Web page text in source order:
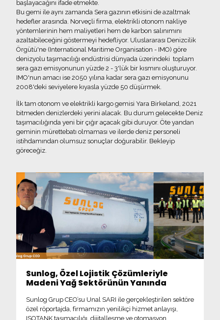
başlayacağını ifade etmekte.
Bu gemi ile aynı zamanda Sera gazının etkisini de azaltmak
hedefler arasında. Norveçli firma, elektrikli otonom nakliye
yöntemlerinin hem maliyetleri hem de karbon salınımını
azaltabileceğini göstermeyi hedefliyor. Uluslararası Denizcilik
Örgütü'ne (International Maritime Organisation - IMO) göre
denizyolu taşımacılığı endüstrisi dünyada üzerindeki toplam
sera gazı emisyonunun yüzde 2 - 3'lük bir kısmını oluşturuyor.
IMO'nun amacı ise 2050 yılına kadar sera gazı emisyonunu
2008'deki seviyelere kıyasla yüzde 50 düşürmek.
İlk tam otonom ve elektrikli kargo gemisi Yara Birkeland, 2021
bitmeden denizlerdeki yerini alacak. Bu durum gelecekte Deniz
taşımacılığında yeni bir çığır açacak gibi duruyor. Öte yandan
geminin mürettebatı olmaması ve ilerde deniz personeli
istihdamından olumsuz sonuçlar doğurabilir. Bekleyip
göreceğiz.
Sunlog, Özel Lojistik Çözümleriyle
Madeni Yağ Sektörünün Yanında
Sunlog Grup CEO’su Unal SARI ile gerçekleştirilen sektöre
özel röportajda, firmamızın yenilikçi hizmet anlayışı,
ISOTANK taşımacılığı, dijitalleşme ve otomasyon